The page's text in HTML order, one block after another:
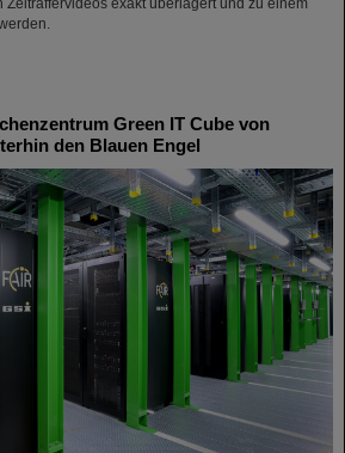
Green IT Cube von
den Blauen Engel